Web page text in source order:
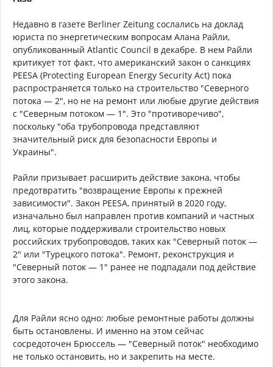
Недавно в газете Berliner Zeitung сослались на доклад
юриста по энергетическим вопросам Алана Райли,
опубликованный Atlantic Council в декабре. В нем Райли
критикует тот факт, что американский закон о санкциях
PEESA (Protecting European Energy Security Act) пока
распространяется только на строительство "Северного
потока — 2", но не на ремонт или любые другие действия
с "Северным потоком — 1". Это "противоречиво",
поскольку "оба трубопровода представляют
значительный риск для безопасности Европы и
Украины".
Райли призывает расширить действие закона, чтобы
предотвратить "возвращение Европы к прежней
зависимости". Закон PEESA, принятый в 2020 году,
изначально был направлен против компаний и частных
лиц, которые поддерживали строительство новых
российских трубопроводов, таких как "Северный поток —
2" или "Турецкого потока". Ремонт, реконструкция и
"Северный поток — 1" ранее не подпадали под действие
этого закона.
Для Райли ясно одно: любые ремонтные работы должны
быть остановлены. И именно на этом сейчас
сосредоточен Брюссель — "Северный поток" необходимо
не только остановить, но и закрепить на месте.